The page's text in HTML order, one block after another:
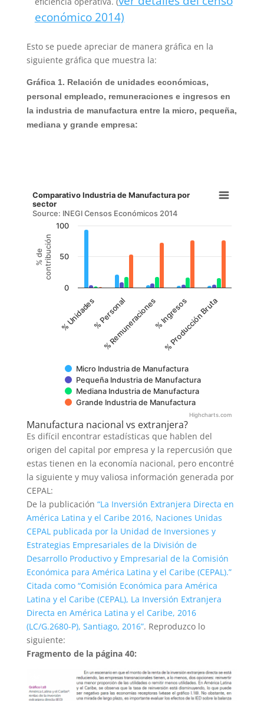
económico 2014)
Esto se puede apreciar de manera gráfica en la
siguiente gráfica que muestra la:
Gráfica 1. Relación de unidades económicas,
personal empleado, remuneraciones e ingresos en
la industria de manufactura entre la micro, pequeña,
mediana y grande empresa:
% decontribución
Comparativo Industria de Manufactura por
sector
Source: INEGI Censos Económicos 2014
Micro Industria de Manufactura
Pequeña Industria de Manufactura
Mediana Industria de Manufactura
Grande Industria de Manufactura
% Unidades% Personal
% Remuneraciones% Ingresos
% Producción Bruta
0
50
100
Highcharts.com
Manufactura nacional vs extranjera?
Es difícil encontrar estadísticas que hablen del
origen del capital por empresa y la repercusión que
estas tienen en la economía nacional, pero encontré
la siguiente y muy valiosa información generada por
CEPAL:
De la publicación “La Inversión Extranjera Directa en
América Latina y el Caribe 2016, Naciones Unidas
CEPAL publicada por la Unidad de Inversiones y
Estrategias Empresariales de la División de
Desarrollo Productivo y Empresarial de la Comisión
Económica para América Latina y el Caribe (CEPAL).”
Citada como “Comisión Económica para América
Latina y el Caribe (CEPAL), La Inversión Extranjera
Directa en América Latina y el Caribe, 2016
(LC/G.2680-P), Santiago, 2016”. Reproduzco lo
siguiente:
Fragmento de la página 40: